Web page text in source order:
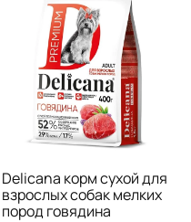
Delicana корм сухой для
взрослых собак мелких
пород говядина